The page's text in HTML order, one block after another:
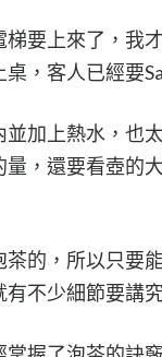
要上來了，我
，客人已經要
加上熱水，也
，還要看壺的
的，所以只要
不少細節要講